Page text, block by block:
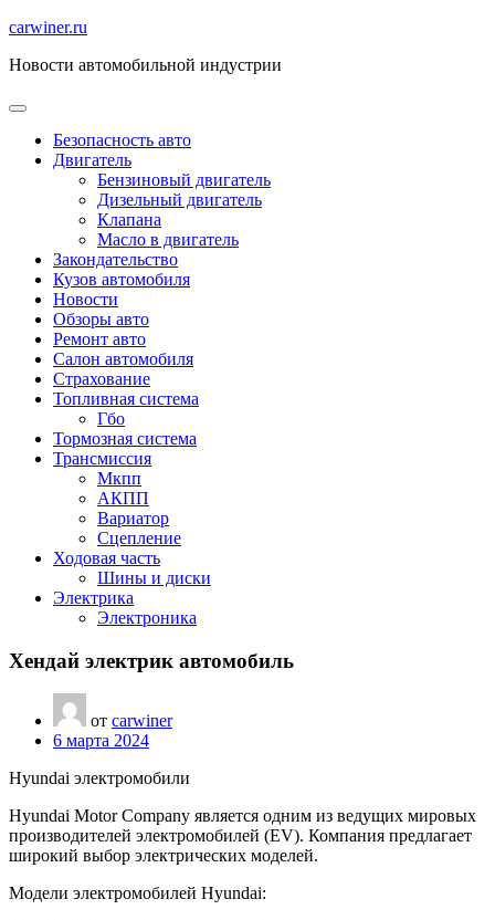
Перейти
содержимому
carwiner.ru
Новости автомобильной индустрии
Безопасность авто
Двигатель
Бензиновый двигатель
Дизельный двигатель
Клапана
Масло в двигатель
Закондательство
Кузов автомобиля
Новости
Обзоры авто
Ремонт авто
Салон автомобиля
Страхование
Топливная система
Гбо
Тормозная система
Трансмиссия
Мкпп
АКПП
Вариатор
Сцепление
Ходовая часть
Шины и диски
Электрика
Электроника
Хендай электрик автомобиль
от carwiner
6 марта 2024
Hyundai электромобили
Hyundai Motor Company является одним из ведущих мировых
производителей электромобилей (EV). Компания предлагает
широкий выбор электрических моделей.
Модели электромобилей Hyundai: